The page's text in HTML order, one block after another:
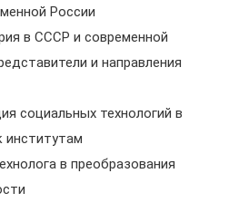
России
в СССР и современной
и направления
социальных технологий в
институтам
в преобразования